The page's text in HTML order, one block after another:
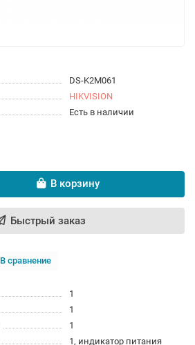
DS-K2M061
HIKVISION
Есть в наличии
В корзину
Быстрый заказ
В сравнение
1
1
1
1, индикатор питания